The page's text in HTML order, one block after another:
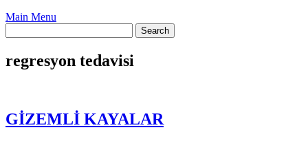
Main Menu
regresyon tedavisi
GİZEMLİ KAYALAR